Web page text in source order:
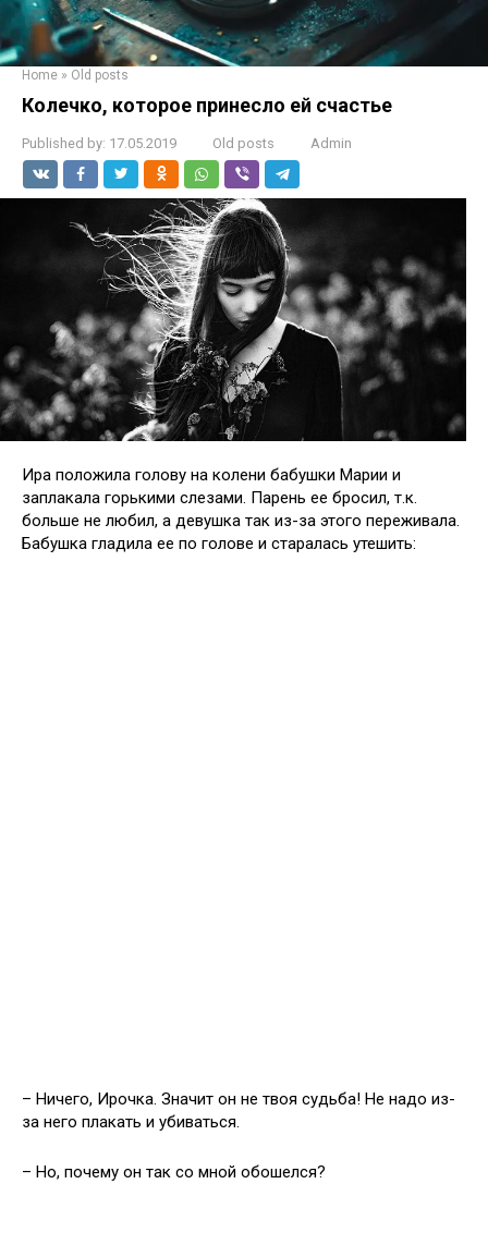
Home » Old posts
Колечко, которое принесло ей счастье
Published by: 17.05.2019 Old posts Admin
Ира положила голову на колени бабушки Марии и
заплакала горькими слезами. Парень ее бросил, т.к.
больше не любил, а девушка так из-за этого переживала.
Бабушка гладила ее по голове и старалась утешить:
– Ничего, Ирочка. Значит он не твоя судьба! Не надо из-
за него плакать и убиваться.
– Но, почему он так со мной обошелся?